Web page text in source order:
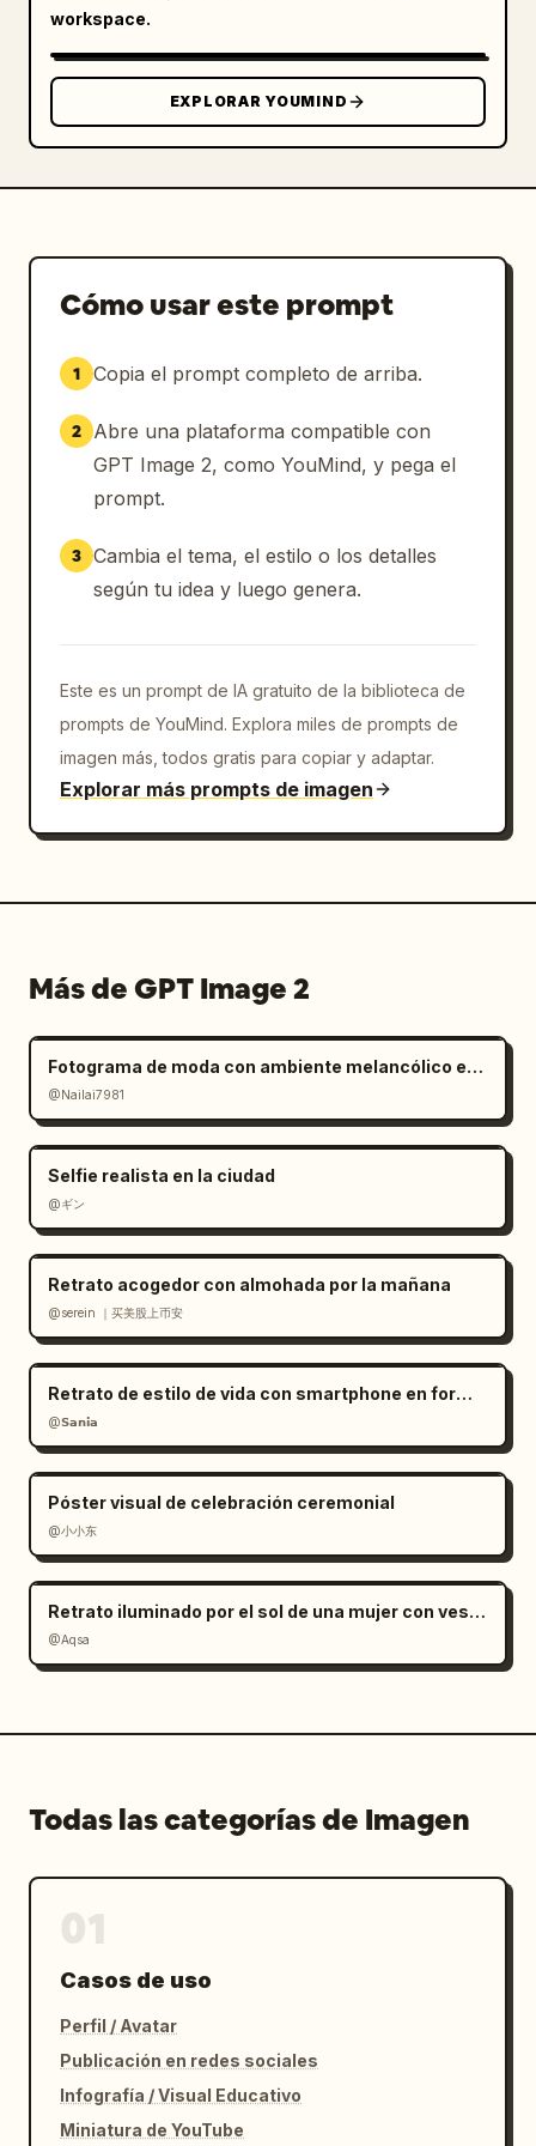
workspace.
EXPLORAR YOUMIND
Cómo usar este prompt
1 Copia el prompt completo de arriba.
2
Abre una plataforma compatible con
GPT Image 2, como YouMind, y pega el
prompt.
3 Cambia el tema, el estilo o los detalles
según tu idea y luego genera.
Este es un prompt de IA gratuito de la biblioteca de
prompts de YouMind. Explora miles de prompts de
imagen más, todos gratis para copiar y adaptar.
Explorar más prompts de imagen
Más de GPT Image 2
Fotograma de moda con ambiente melancólico en salar
@Nailai7981
Selfie realista en la ciudad
@ギン
Retrato acogedor con almohada por la mañana
@serein ｜买美股上币安
Retrato de estilo de vida con smartphone en formato RAW
@𝗦𝗮𝗻𝗶𝗮
Póster visual de celebración ceremonial
@小小东
Retrato iluminado por el sol de una mujer con vestido de satén rojo
@Aqsa
Todas las categorías de Imagen
Casos de uso
Perfil / Avatar
Publicación en redes sociales
Infografía / Visual Educativo
Miniatura de YouTube